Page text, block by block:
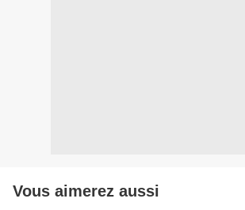
Vous aimerez aussi